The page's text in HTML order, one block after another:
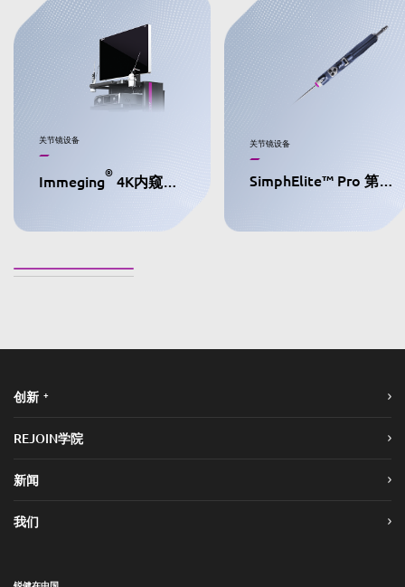
关节镜设备
Immeging® 4K内窥镜摄像系统
关节镜设备
SimphElite™ Pro 第二代动力手柄
创新 +
REJOIN学院
新闻
我们